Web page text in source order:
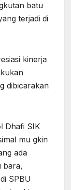
batu
terjadi di
kinerja
dibicarakan
Dhafi SIK
mu gkin
ada
bara,
SPBU